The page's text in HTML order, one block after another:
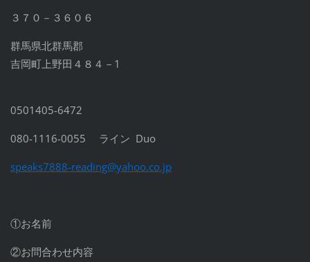
３７０－３６０６
群馬県北群馬郡
吉岡町上野田４８４－1
0501405-6472
080-1116-0055 ライン Duo
speaks7888-reading@yahoo.co.jp
①お名前
②お問合わせ内容